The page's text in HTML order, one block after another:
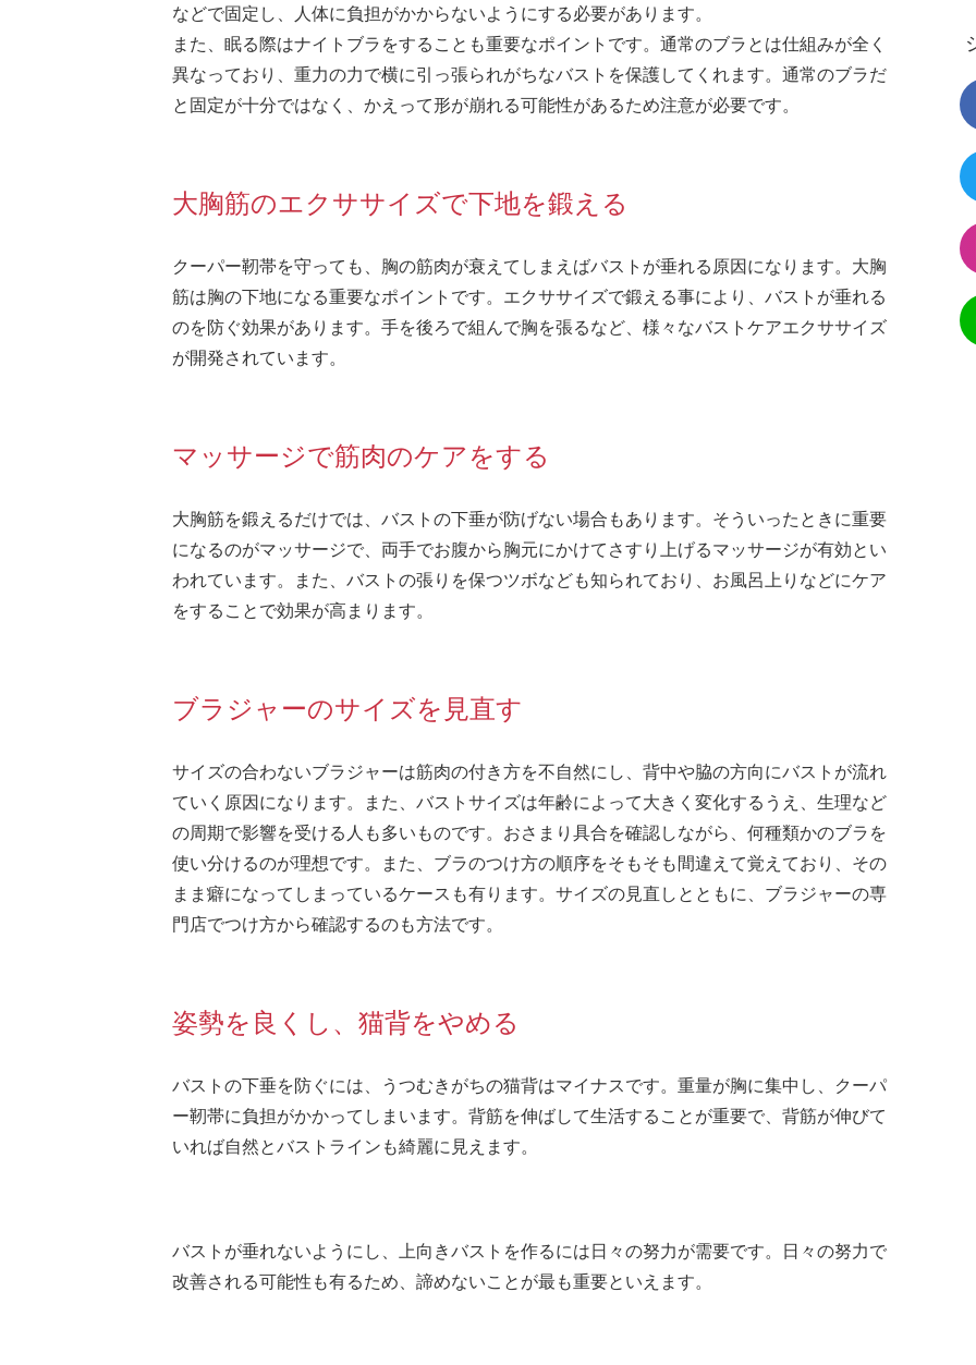
などで固定し、人体に負担がかからないようにする必要があります。
また、眠る際はナイトブラをすることも重要なポイントです。通常のブラとは仕組みが全く
異なっており、重力の力で横に引っ張られがちなバストを保護してくれます。通常のブラだ
と固定が十分ではなく、かえって形が崩れる可能性があるため注意が必要です。
大胸筋のエクササイズで下地を鍛える
クーパー靭帯を守っても、胸の筋肉が衰えてしまえばバストが垂れる原因になります。大胸
筋は胸の下地になる重要なポイントです。エクササイズで鍛える事により、バストが垂れる
のを防ぐ効果があります。手を後ろで組んで胸を張るなど、様々なバストケアエクササイズ
が開発されています。
マッサージで筋肉のケアをする
大胸筋を鍛えるだけでは、バストの下垂が防げない場合もあります。そういったときに重要
になるのがマッサージで、両手でお腹から胸元にかけてさすり上げるマッサージが有効とい
われています。また、バストの張りを保つツボなども知られており、お風呂上りなどにケア
をすることで効果が高まります。
ブラジャーのサイズを見直す
サイズの合わないブラジャーは筋肉の付き方を不自然にし、背中や脇の方向にバストが流れ
ていく原因になります。また、バストサイズは年齢によって大きく変化するうえ、生理など
の周期で影響を受ける人も多いものです。おさまり具合を確認しながら、何種類かのブラを
使い分けるのが理想です。また、ブラのつけ方の順序をそもそも間違えて覚えており、その
まま癖になってしまっているケースも有ります。サイズの見直しとともに、ブラジャーの専
門店でつけ方から確認するのも方法です。
姿勢を良くし、猫背をやめる
バストの下垂を防ぐには、うつむきがちの猫背はマイナスです。重量が胸に集中し、クーパ
ー靭帯に負担がかかってしまいます。背筋を伸ばして生活することが重要で、背筋が伸びて
いれば自然とバストラインも綺麗に見えます。
バストが垂れないようにし、上向きバストを作るには日々の努力が需要です。日々の努力で
改善される可能性も有るため、諦めないことが最も重要といえます。